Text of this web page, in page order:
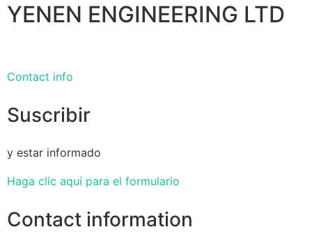
YENEN ENGINEERING LTD
Contact info
Suscribir
y estar informado
Haga clic aquí para el formulario
Contact information